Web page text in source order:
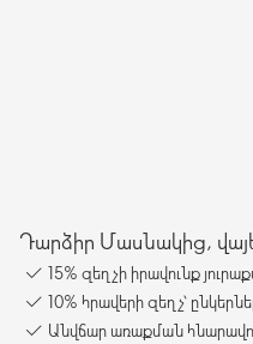
Դարձիր Մասնակից,
15% զեղչի իրավունք
10% հրավերի զեղչ՝
Անվճար առաքման